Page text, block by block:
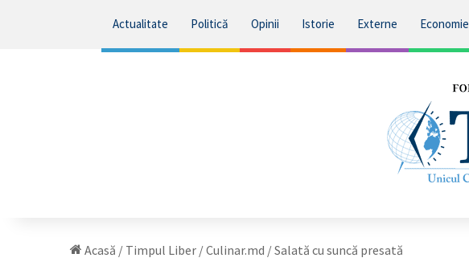
Actualitate Politică Opinii Istorie Externe Economie
Acasă / Timpul Liber /Culinar.md /Salată cu suncă presată